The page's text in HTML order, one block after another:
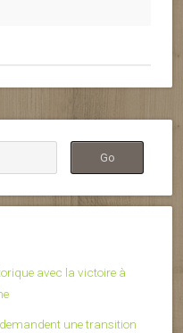
avec la victoire à
une transition